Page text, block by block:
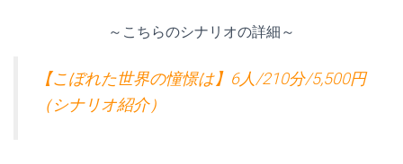
～こちらのシナリオの詳細～
【こぼれた世界の憧憬は】6人/210分/5,500円
（シナリオ紹介）